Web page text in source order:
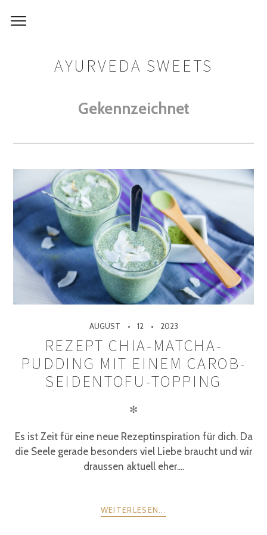
AYURVEDA SWEETS
Gekennzeichnet
AUGUST 12 2023
REZEPT CHIA-MATCHA-
PUDDING MIT EINEM CAROB-
SEIDENTOFU-TOPPING
✻
Es ist Zeit für eine neue Rezeptinspiration für dich. Da
die Seele gerade besonders viel Liebe braucht und wir
draussen aktuell eher....
WEITERLESEN...